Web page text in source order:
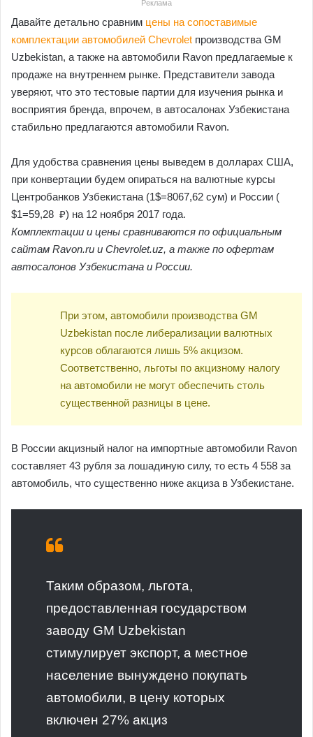
Реклама
Давайте детально сравним цены на сопоставимые
комплектации автомобилей Chevrolet производства GM
Uzbekistan, а также на автомобили Ravon предлагаемые к
продаже на внутреннем рынке. Представители завода
уверяют, что это тестовые партии для изучения рынка и
восприятия бренда, впрочем, в автосалонах Узбекистана
стабильно предлагаются автомобили Ravon.
Для удобства сравнения цены выведем в долларах США,
при конвертации будем опираться на валютные курсы
Центробанков Узбекистана (1$=8067,62 сум) и России (
$1=59,28 ₽) на 12 ноября 2017 года.
Комплектации и цены сравниваются по официальным
сайтам Ravon.ru и Chevrolet.uz, а также по офертам
автосалонов Узбекистана и России.
При этом, автомобили производства GM
Uzbekistan после либерализации валютных
курсов облагаются лишь 5% акцизом.
Соответственно, льготы по акцизному налогу
на автомобили не могут обеспечить столь
существенной разницы в цене.
В России акцизный налог на импортные автомобили Ravon
составляет 43 рубля за лошадиную силу, то есть 4 558 за
автомобиль, что существенно ниже акциза в Узбекистане.
Таким образом, льгота,
предоставленная государством
заводу GM Uzbekistan
стимулирует экспорт, а местное
население вынуждено покупать
автомобили, в цену которых
включен 27% акциз